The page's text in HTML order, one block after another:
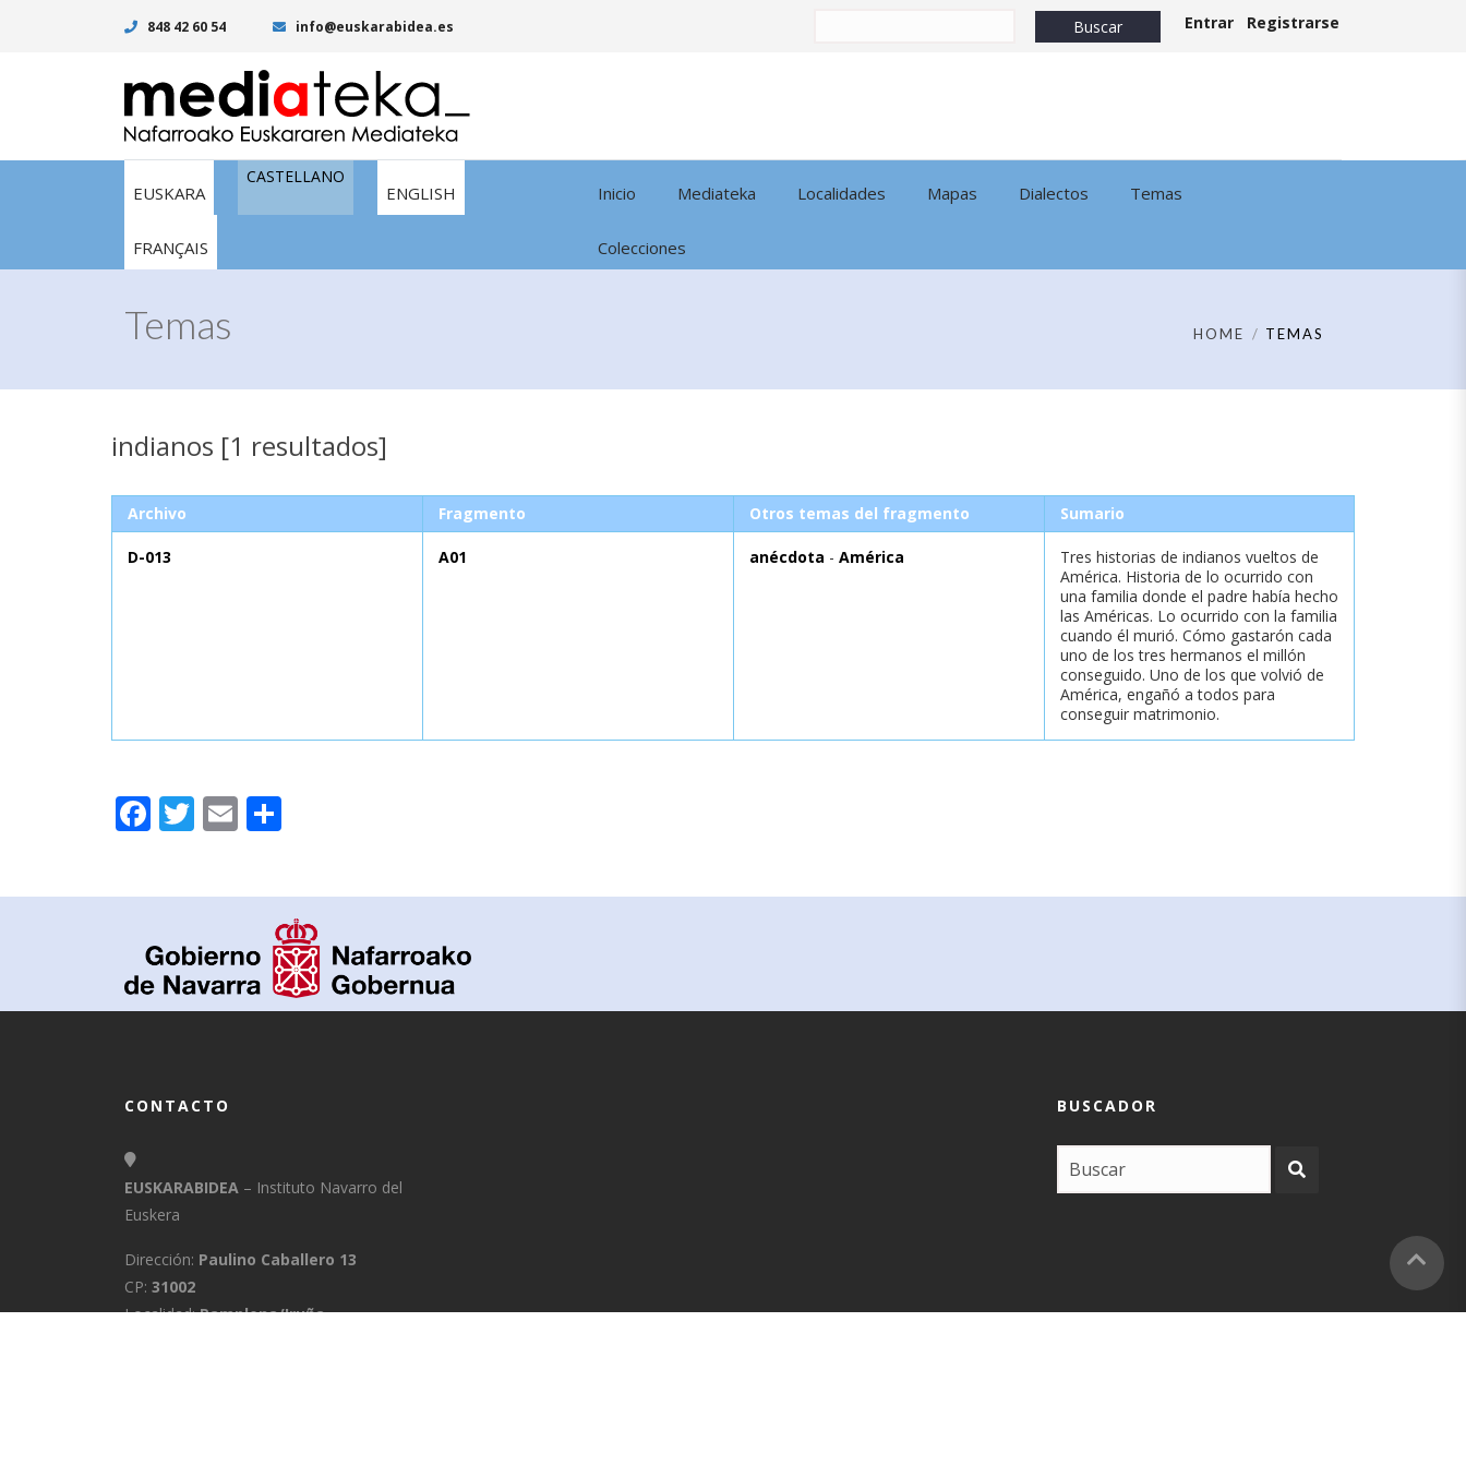
848 42 60 54 info@euskarabidea.es Entrar Registrarse
EUSKARA
CASTELLANO
ENGLISH
FRANÇAIS
Inicio Mediateka Localidades Mapas Dialectos Temas
Colecciones
Temas HOME TEMAS
indianos [1 resultados]
Archivo Fragmento Otros temas del fragmento Sumario
D-013 A01 anécdota - América
Tres historias de indianos vueltos de
América. Historia de lo ocurrido con
una familia donde el padre había hecho
las Américas. Lo ocurrido con la familia
cuando él murió. Cómo gastarón cada
uno de los tres hermanos el millón
conseguido. Uno de los que volvió de
América, engañó a todos para
conseguir matrimonio.
Facebook
Twitter
Email
CONTACTO
EUSKARABIDEA – Instituto Navarro del
Euskera
Dirección: Paulino Caballero 13
CP: 31002
Localidad:Pamplona/Iruña
BUSCADOR